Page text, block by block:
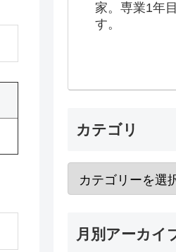
家。専業1年
す。
カテゴリ
月別アーカイ